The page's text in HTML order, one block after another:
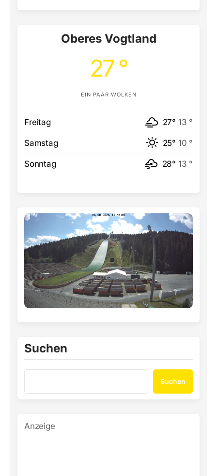
Oberes Vogtland
27 °
EIN PAAR WOLKEN
Freitag 27° 13 °
Samstag 25° 10 °
Sonntag 28° 13 °
Suchen
Suchen
Anzeige